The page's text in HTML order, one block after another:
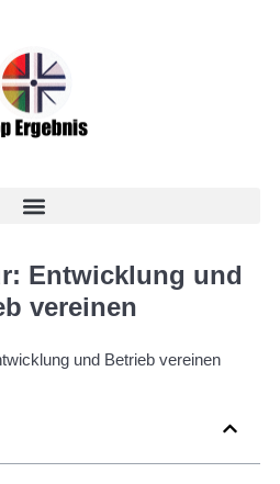
Entwicklung und
vereinen